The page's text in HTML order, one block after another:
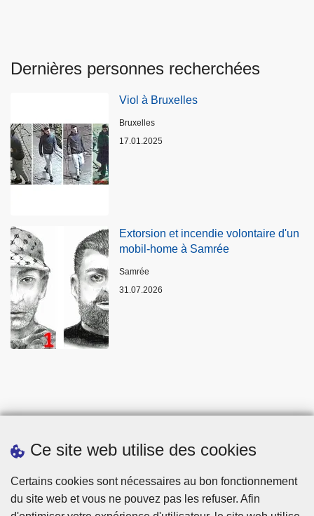
Ce site web utilise des cookies
Certains cookies sont nécessaires au bon fonctionnement
du site web et vous ne pouvez pas les refuser. Afin
Dernières personnes recherchées
Viol à Bruxelles
Lieux
Bruxelles
17.01.2025
Extorsion et incendie volontaire d'un
mobil-home à Samrée
Lieux
Samrée
31.07.2026
Statistiques